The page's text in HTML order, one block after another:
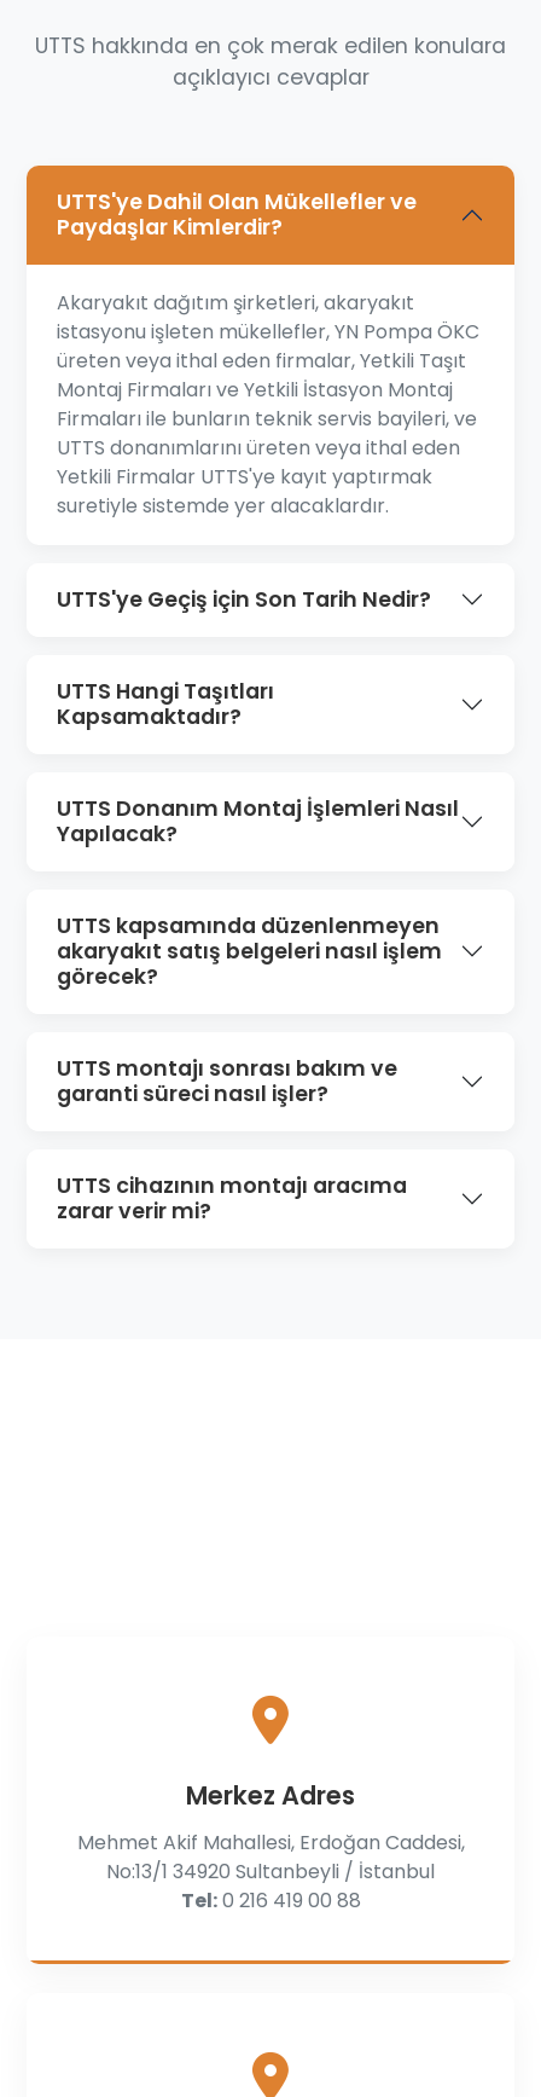
UTTS hakkında en çok merak edilen konulara
açıklayıcı cevaplar
UTTS'ye Dahil Olan Mükellefler ve
Paydaşlar Kimlerdir?
Akaryakıt dağıtım şirketleri, akaryakıt
istasyonu işleten mükellefler, YN Pompa ÖKC
üreten veya ithal eden firmalar, Yetkili Taşıt
Montaj Firmaları ve Yetkili İstasyon Montaj
Firmaları ile bunların teknik servis bayileri, ve
UTTS donanımlarını üreten veya ithal eden
Yetkili Firmalar UTTS'ye kayıt yaptırmak
suretiyle sistemde yer alacaklardır.
UTTS'ye Geçiş için Son Tarih Nedir?
UTTS Hangi Taşıtları
Kapsamaktadır?
UTTS Donanım Montaj İşlemleri Nasıl
Yapılacak?
UTTS kapsamında düzenlenmeyen
akaryakıt satış belgeleri nasıl işlem
görecek?
UTTS montajı sonrası bakım ve
garanti süreci nasıl işler?
UTTS cihazının montajı aracıma
zarar verir mi?
Merkez Adres
Mehmet Akif Mahallesi, Erdoğan Caddesi,
No:13/1 34920 Sultanbeyli / İstanbul
Tel:0 216 419 00 88